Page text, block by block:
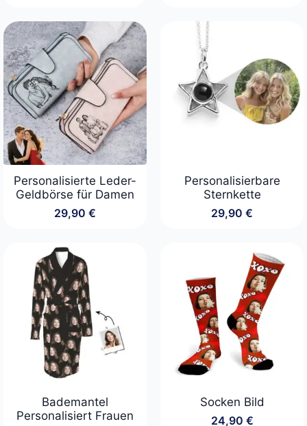
Personalisierte Leder-
Geldbörse für Damen
29,90 €
Personalisierbare
Sternkette
29,90 €
Bademantel
Personalisiert Frauen
Socken Bild
24,90 €